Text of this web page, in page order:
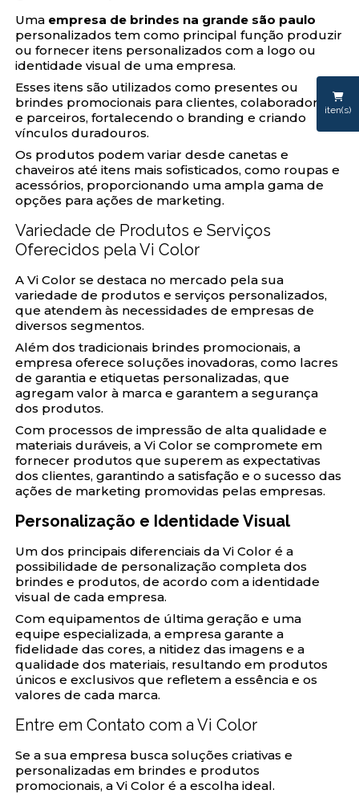
iten(s)
Uma empresa de brindes na grande são paulo
personalizados tem como principal função produzir
ou fornecer itens personalizados com a logo ou
identidade visual de uma empresa.
Esses itens são utilizados como presentes ou
brindes promocionais para clientes, colaboradores
e parceiros, fortalecendo o branding e criando
vínculos duradouros.
Os produtos podem variar desde canetas e
chaveiros até itens mais sofisticados, como roupas e
acessórios, proporcionando uma ampla gama de
opções para ações de marketing.
Variedade de Produtos e Serviços
Oferecidos pela Vi Color
A Vi Color se destaca no mercado pela sua
variedade de produtos e serviços personalizados,
que atendem às necessidades de empresas de
diversos segmentos.
Além dos tradicionais brindes promocionais, a
empresa oferece soluções inovadoras, como lacres
de garantia e etiquetas personalizadas, que
agregam valor à marca e garantem a segurança
dos produtos.
Com processos de impressão de alta qualidade e
materiais duráveis, a Vi Color se compromete em
fornecer produtos que superem as expectativas
dos clientes, garantindo a satisfação e o sucesso das
ações de marketing promovidas pelas empresas.
Personalização e Identidade Visual
Um dos principais diferenciais da Vi Color é a
possibilidade de personalização completa dos
brindes e produtos, de acordo com a identidade
visual de cada empresa.
Com equipamentos de última geração e uma
equipe especializada, a empresa garante a
fidelidade das cores, a nitidez das imagens e a
qualidade dos materiais, resultando em produtos
únicos e exclusivos que refletem a essência e os
valores de cada marca.
Entre em Contato com a Vi Color
Se a sua empresa busca soluções criativas e
personalizadas em brindes e produtos
promocionais, a Vi Color é a escolha ideal.